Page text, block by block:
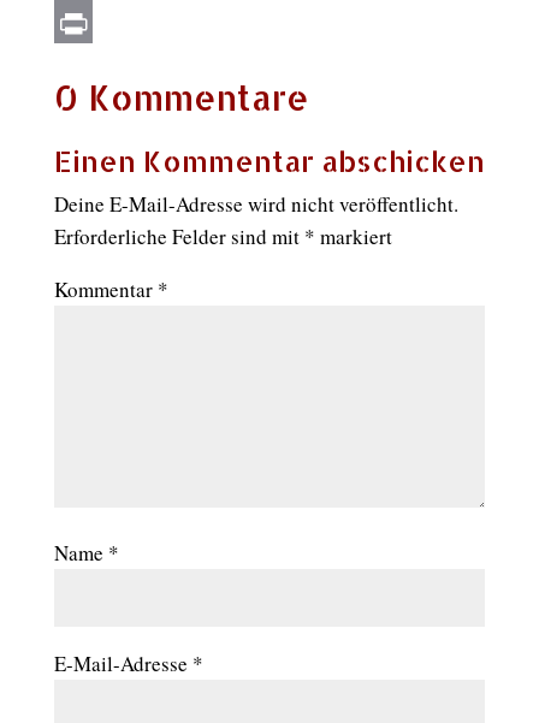
Email
0 Kommentare
Einen Kommentar abschicken
Deine E-Mail-Adresse wird nicht veröffentlicht.
Erforderliche Felder sind mit * markiert
Kommentar *
Name *
E-Mail-Adresse *